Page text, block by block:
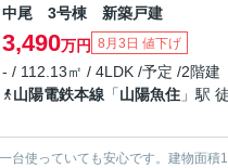
中尾 3号棟 新築戸建
3,490万円 8月3日 値下げ
- / 112.13㎡ / 4LDK /予定 /2階建
山陽電鉄本線 「山陽魚住 」駅
台使っていても安心です。建物面